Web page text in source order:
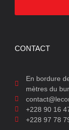
CONTACT
En bordure
mètres du
+228 90 16
+228 97 78